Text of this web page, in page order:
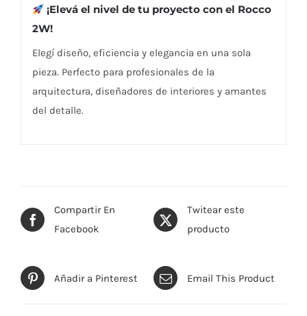
¡Elevá el nivel de tu proyecto con el Rocco
2W!
Elegí diseño, eficiencia y elegancia en una sola
pieza. Perfecto para profesionales de la
arquitectura, diseñadores de interiores y amantes
del detalle.
Compartir En
Facebook
Twitear este
producto
Añadir a Pinterest Email This Product